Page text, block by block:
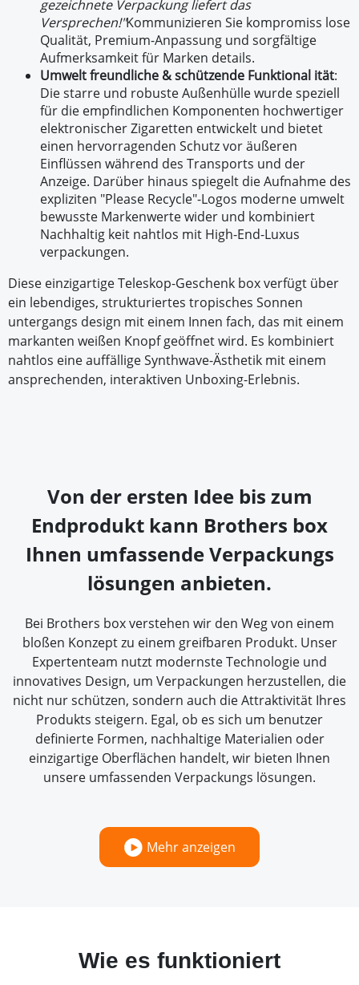
gezeichnete Verpackung liefert das
Versprechen!"Kommunizieren Sie kompromiss lose
Qualität, Premium-Anpassung und sorgfältige
Aufmerksamkeit für Marken details.
Umwelt freundliche & schützende Funktional ität:
Die starre und robuste Außenhülle wurde speziell
für die empfindlichen Komponenten hochwertiger
elektronischer Zigaretten entwickelt und bietet
einen hervorragenden Schutz vor äußeren
Einflüssen während des Transports und der
Anzeige. Darüber hinaus spiegelt die Aufnahme des
expliziten "Please Recycle"-Logos moderne umwelt
bewusste Markenwerte wider und kombiniert
Nachhaltig keit nahtlos mit High-End-Luxus
verpackungen.
Diese einzigartige Teleskop-Geschenk box verfügt über
ein lebendiges, strukturiertes tropisches Sonnen
untergangs design mit einem Innen fach, das mit einem
markanten weißen Knopf geöffnet wird. Es kombiniert
nahtlos eine auffällige Synthwave-Ästhetik mit einem
ansprechenden, interaktiven Unboxing-Erlebnis.
Von der ersten Idee bis zum
Endprodukt kann Brothers box
Ihnen umfassende Verpackungs
lösungen anbieten.
Bei Brothers box verstehen wir den Weg von einem
bloßen Konzept zu einem greifbaren Produkt. Unser
Expertenteam nutzt modernste Technologie und
innovatives Design, um Verpackungen herzustellen, die
nicht nur schützen, sondern auch die Attraktivität Ihres
Produkts steigern. Egal, ob es sich um benutzer
definierte Formen, nachhaltige Materialien oder
einzigartige Oberflächen handelt, wir bieten Ihnen
unsere umfassenden Verpackungs lösungen.
Mehr anzeigen
Wie es funktioniert